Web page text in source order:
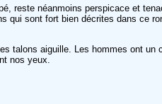
reste néanmoins perspicace et
sont fort bien décrites dans ce
talons aiguille. Les hommes ont
nos yeux.